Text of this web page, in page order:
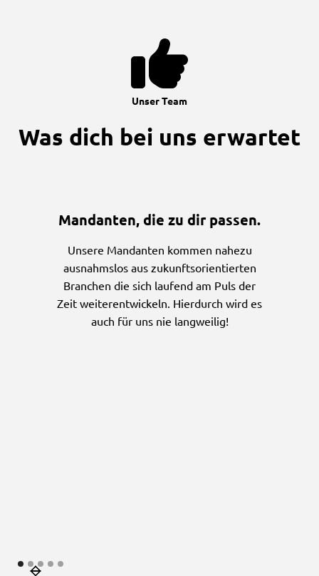
Unser Team
Was dich bei uns erwartet
Mandanten, die zu dir passen.
Unsere Mandanten kommen nahezu
ausnahmslos aus zukunftsorientierten
Branchen die sich laufend am Puls der
Zeit weiterentwickeln. Hierdurch wird es
auch für uns nie langweilig!